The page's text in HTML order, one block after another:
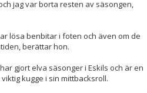
jag var borta resten av säsongen,
lösa benbitar i foten och även om de
berättar hon.
gjort elva säsonger i Eskils och är en
kugge i sin mittbacksroll.